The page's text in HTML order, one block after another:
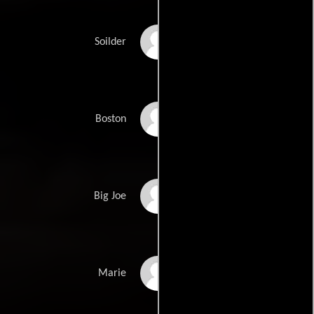
Soilder
Boston
Big Joe
Marie